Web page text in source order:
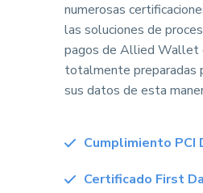
numerosas
las soluciones de
pagos de Allied Wallet
totalmente preparadas
sus datos de esta
Cumplimiento PCI
Certificado First